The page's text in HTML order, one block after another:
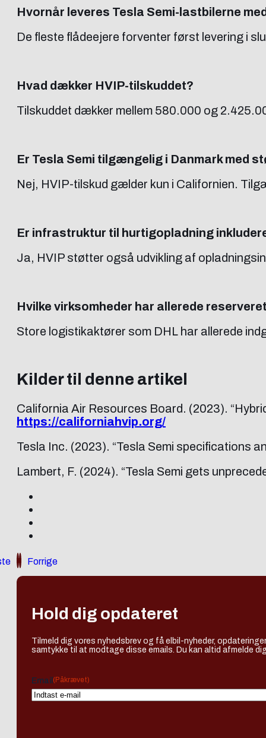
Hvornår leveres Tesla Semi-lastbilerne
De fleste flådeejere forventer først levering i
Hvad dækker HVIP-tilskuddet?
Tilskuddet dækker mellem 580.000 og
Er Tesla Semi tilgængelig i Danmark med
Nej, HVIP-tilskud gælder kun i Californien.
Er infrastruktur til hurtigopladning
Ja, HVIP støtter også udvikling af
Hvilke virksomheder har allerede
Store logistikaktører som DHL har allerede
Kilder til denne artikel
California Air Resources Board. (2023).
https://californiahvip.org/
Tesla Inc. (2023). “Tesla Semi specifications
Lambert, F. (2024). “Tesla Semi gets
Forrige
Hold dig opdateret
Tilmeld dig vores nyhedsbrev og få elbil-nyheder,
samtykke til at modtage disse emails. Du kan altid afmelde
Email (Påkrævet)